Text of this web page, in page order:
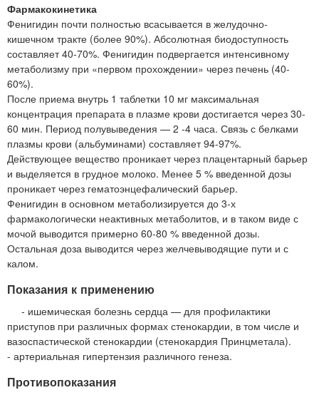
Фармакокинетика
Фенигидин почти полностью всасывается в желудочно-
кишечном тракте (более 90%). Абсолютная биодоступность
составляет 40-70%. Фенигидин подвергается интенсивному
метаболизму при «первом прохождении» через печень (40-
60%).
После приема внутрь 1 таблетки 10 мг максимальная
концентрация препарата в плазме крови достигается через 30-
60 мин. Период полувыведения — 2 -4 часа. Связь с белками
плазмы крови (альбуминами) составляет 94-97%.
Действующее вещество проникает через плацентарный барьер
и выделяется в грудное молоко. Менее 5 % введенной дозы
проникает через гематоэнцефалический барьер.
Фенигидин в основном метаболизируется до 3-х
фармакологически неактивных метаболитов, и в таком виде с
мочой выводится примерно 60-80 % введенной дозы.
Остальная доза выводится через желчевыводящие пути и с
калом.
Показания к применению
- ишемическая болезнь сердца — для профилактики
приступов при различных формах стенокардии, в том числе и
вазоспастической стенокардии (стенокардия Принцметала).
- артериальная гипертензия различного генеза.
Противопоказания